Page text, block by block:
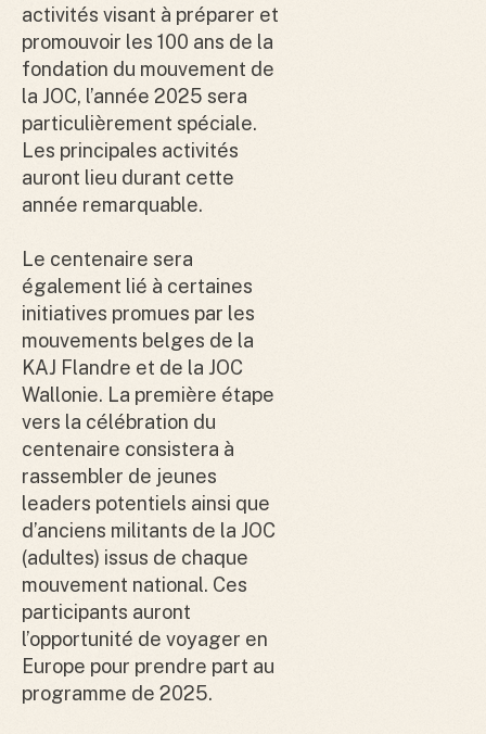
activités visant à préparer et
promouvoir les 100 ans de la
fondation du mouvement de
la JOC, l’année 2025 sera
particulièrement spéciale.
Les principales activités
auront lieu durant cette
année remarquable.
Le centenaire sera
également lié à certaines
initiatives promues par les
mouvements belges de la
KAJ Flandre et de la JOC
Wallonie. La première étape
vers la célébration du
centenaire consistera à
rassembler de jeunes
leaders potentiels ainsi que
d’anciens militants de la JOC
(adultes) issus de chaque
mouvement national. Ces
participants auront
l’opportunité de voyager en
Europe pour prendre part au
programme de 2025.